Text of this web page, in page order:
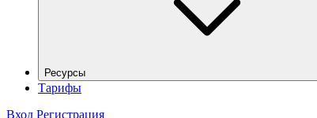
Ресурсы
Тарифы
Вход Регистрация